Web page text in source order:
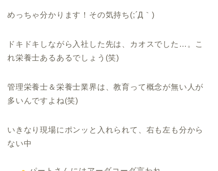
めっちゃ分かります！その気持ち(;´Д｀)
ドキドキしながら入社した先は、カオスでした…。こ
れ栄養士あるあるでしょう(笑)
管理栄養士＆栄養士業界は、教育って概念が無い人が
多いんですよね(笑)
いきなり現場にポンッと入れられて、右も左も分から
ない中